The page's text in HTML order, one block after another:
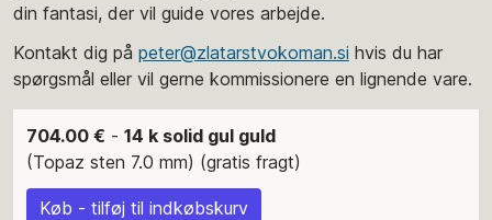
din fantasi, der vil guide vores arbejde.
Kontakt dig på peter@zlatarstvokoman.si hvis du har
spørgsmål eller vil gerne kommissionere en lignende vare.
704.00 € - 14 k solid gul guld
(Topaz sten 7.0 mm) (gratis fragt)
Køb - tilføj til indkøbskurv